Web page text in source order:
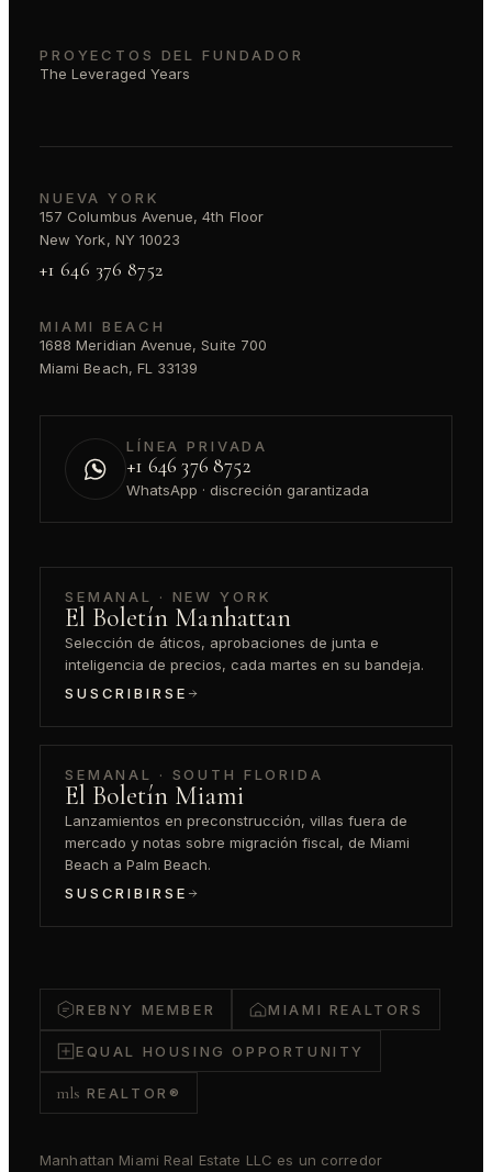
PROYECTOS DEL FUNDADOR
The Leveraged Years
NUEVA YORK
157 Columbus Avenue, 4th Floor
New York, NY 10023
+1 646 376 8752
MIAMI BEACH
1688 Meridian Avenue, Suite 700
Miami Beach, FL 33139
LÍNEA PRIVADA
+1 646 376 8752
WhatsApp · discreción garantizada
SEMANAL · NEW YORK
El Boletín Manhattan
Selección de áticos, aprobaciones de junta e
inteligencia de precios, cada martes en su bandeja.
SUSCRIBIRSE
SEMANAL · SOUTH FLORIDA
El Boletín Miami
Lanzamientos en preconstrucción, villas fuera de
mercado y notas sobre migración fiscal, de Miami
Beach a Palm Beach.
SUSCRIBIRSE
REBNY MEMBER MIAMI REALTORS
EQUAL HOUSING OPPORTUNITY
mls REALTOR®
Manhattan Miami Real Estate LLC es un corredor